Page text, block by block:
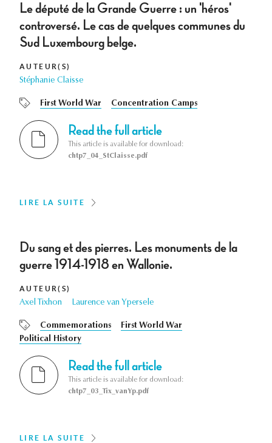
Le député de la Grande Guerre : un 'héros'
controversé. Le cas de quelques communes du
Sud Luxembourg belge.
AUTEUR(S)
Stéphanie Claisse
First World War Concentration Camps
Read the full article
This article is available for download:
chtp7_04_StClaisse.pdf
LIRE LA SUITE
Du sang et des pierres. Les monuments de la
guerre 1914-1918 en Wallonie.
AUTEUR(S)
Axel Tixhon Laurence van Ypersele
Commemorations
First World War
Political History
Read the full article
This article is available for download:
chtp7_03_Tix_vanYp.pdf
LIRE LA SUITE